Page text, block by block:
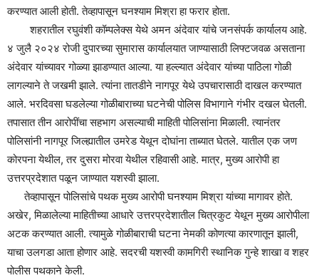
करण्यात आली होती. तेव्हापासून घनश्याम मिश्रा हा फरार होता.
शहरातील रघुवंशी कॉम्पलेक्स येथे अमन अंदेवार यांचे जनसंपर्क कार्यालय आहे.
४ जुलै २०२४ रोजी दुपारच्या सुमारास कार्यालयात जाण्यासाठी लिफ्टजवळ असताना
अंदेवार यांच्यावर गोळ्या झाडण्यात आल्या. या हल्ल्यात अंदेवार यांच्या पाठिला गोळी
लागल्याने ते जखमी झाले. त्यांना तातडीने नागपूर येथे उपचारासाठी दाखल करण्यात
आले. भरदिवसा घडलेल्या गोळीबाराच्या घटनेची पोलिस विभागाने गंभीर दखल घेतली.
तपासात तीन आरोपींचा सहभाग असल्याची माहिती पोलिसांना मिळाली. त्यानंतर
पोलिसांनी नागपूर जिल्ह्यातील उमरेड येथून दोघांना ताब्यात घेतले. यातील एक जण
कोरपना येथील, तर दुसरा मोरवा येथील रहिवासी आहे. मात्र, मुख्य आरोपी हा
उत्तरप्रदेशात पळून जाण्यात यशस्वी झाला.
तेव्हापासून पोलिसांचे पथक मुख्य आरोपी घनश्याम मिश्रा यांच्या मागावर होते.
अखेर, मिळालेल्या माहितीच्या आधारे उत्तरप्रदेशातील चित्रकुट येथून मुख्य आरोपीला
अटक करण्यात आली. त्यामुळे गोळीबाराची घटना नेमकी कोणत्या कारणातून झाली,
याचा उलगडा आता होणार आहे. सदरची यशस्वी कामगिरी स्थानिक गुन्हे शाखा व शहर
पोलीस पथकाने केली.